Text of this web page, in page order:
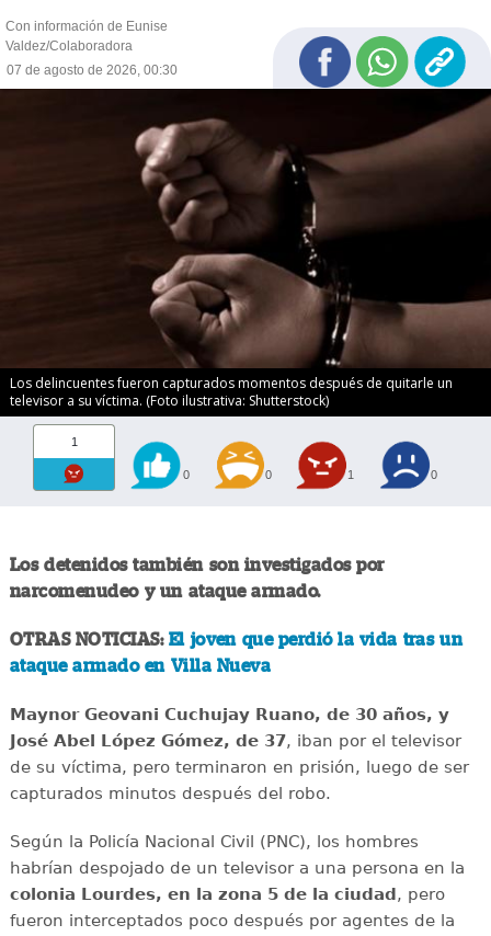
Con información de Eunise
Valdez/Colaboradora
07 de agosto de 2026, 00:30
Los delincuentes fueron capturados momentos después de quitarle un
televisor a su víctima. (Foto ilustrativa: Shutterstock)
1
0 0 1 0
Los detenidos también son investigados por
narcomenudeo y un ataque armado.
OTRAS NOTICIAS: El joven que perdió la vida tras un
ataque armado en Villa Nueva
Maynor Geovani Cuchujay Ruano, de 30 años, y
José Abel López Gómez, de 37, iban por el televisor
de su víctima, pero terminaron en prisión, luego de ser
capturados minutos después del robo.
Según la Policía Nacional Civil (PNC), los hombres
habrían despojado de un televisor a una persona en la
colonia Lourdes, en la zona 5 de la ciudad, pero
fueron interceptados poco después por agentes de la